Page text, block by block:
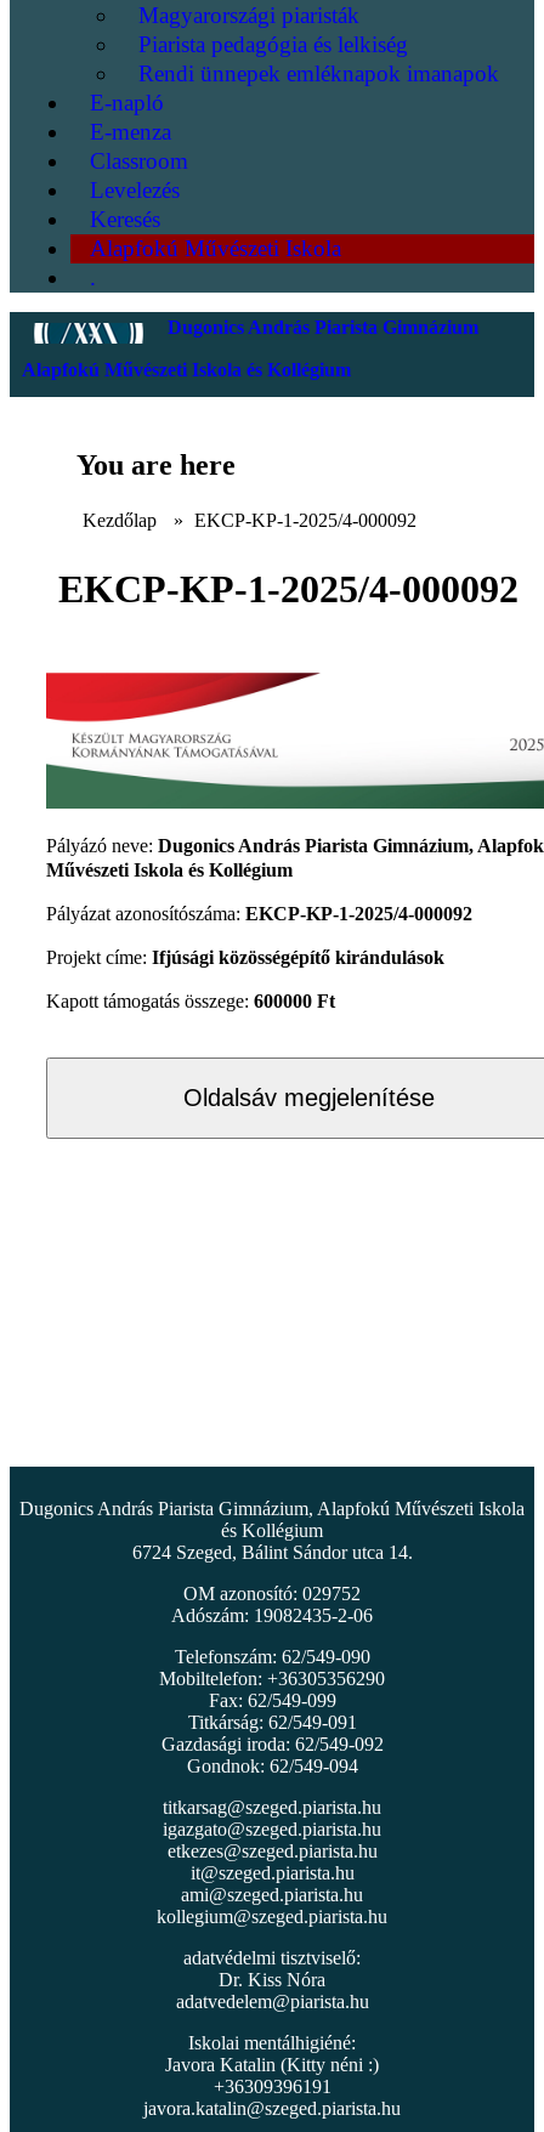
Magyarországi piaristák
Piarista pedagógia és lelkiség
Rendi ünnepek emléknapok imanapok
E-napló
E-menza
Classroom
Levelezés
Keresés
Alapfokú Művészeti Iskola
.
Dugonics András Piarista Gimnázium
Alapfokú Művészeti Iskola és Kollégium
You are here
Kezdőlap » EKCP-KP-1-2025/4-000092
EKCP-KP-1-2025/4-000092
Pályázó neve: Dugonics András Piarista Gimnázium,
Művészeti Iskola és Kollégium
Pályázat azonosítószáma: EKCP-KP-1-2025/4-000092
Projekt címe: Ifjúsági közösségépítő kirándulások
Kapott támogatás összege: 600000 Ft
Oldalsáv megjelenítése
Dugonics András Piarista Gimnázium, Alapfokú Művészeti Iskola
és Kollégium
6724 Szeged, Bálint Sándor utca 14.
OM azonosító: 029752
Adószám: 19082435-2-06
Telefonszám: 62/549-090
Mobiltelefon: +36305356290
Fax: 62/549-099
Titkárság: 62/549-091
Gazdasági iroda: 62/549-092
Gondnok: 62/549-094
titkarsag@szeged.piarista.hu
igazgato@szeged.piarista.hu
etkezes@szeged.piarista.hu
it@szeged.piarista.hu
ami@szeged.piarista.hu
kollegium@szeged.piarista.hu
adatvédelmi tisztviselő:
Dr. Kiss Nóra
adatvedelem@piarista.hu
Iskolai mentálhigiéné:
Javora Katalin (Kitty néni :)
+36309396191
javora.katalin@szeged.piarista.hu